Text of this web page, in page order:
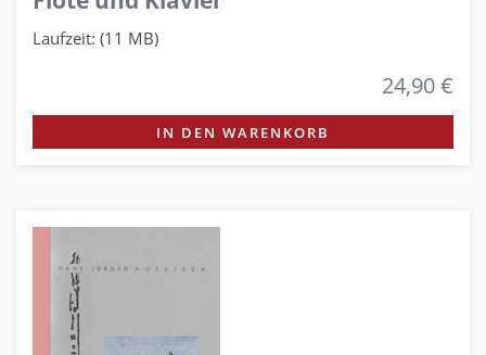
Laufzeit: (11 MB)
24,90 €
IN DEN WARENKORB